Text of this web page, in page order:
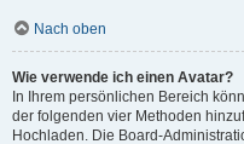
Nach oben
Wie verwende ich einen Avatar?
In Ihrem persönlichen Bereich
der folgenden vier Methoden
Hochladen. Die Board-